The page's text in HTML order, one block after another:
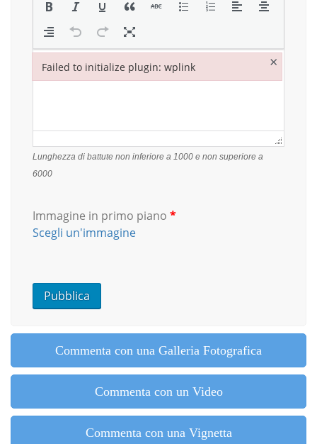
Lunghezza di battute non inferiore a 1000 e non superiore a
6000
Immagine in primo piano *
Scegli un'immagine
Commenta con una Galleria Fotografica
Commenta con un Video
Commenta con una Vignetta
Failed to initialize plugin: wplink ×
Failed to initialize plugin: wplink